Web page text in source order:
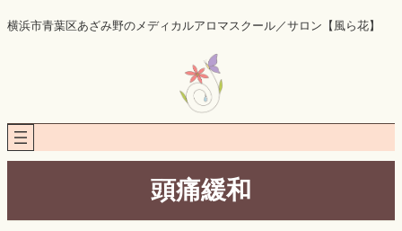
容
プ
横浜市青葉区あざみ野のメディカルアロマスクール／サロン【風ら花】
頭痛緩和